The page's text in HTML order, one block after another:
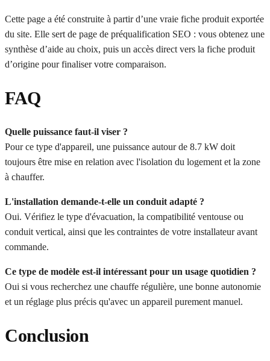
Cette page a été construite à partir d’une vraie fiche produit exportée
du site. Elle sert de page de préqualification SEO : vous obtenez une
synthèse d’aide au choix, puis un accès direct vers la fiche produit
d’origine pour finaliser votre comparaison.
FAQ
Quelle puissance faut-il viser ?
Pour ce type d'appareil, une puissance autour de 8.7 kW doit
toujours être mise en relation avec l'isolation du logement et la zone
à chauffer.
L'installation demande-t-elle un conduit adapté ?
Oui. Vérifiez le type d'évacuation, la compatibilité ventouse ou
conduit vertical, ainsi que les contraintes de votre installateur avant
commande.
Ce type de modèle est-il intéressant pour un usage quotidien ?
Oui si vous recherchez une chauffe régulière, une bonne autonomie
et un réglage plus précis qu'avec un appareil purement manuel.
Conclusion